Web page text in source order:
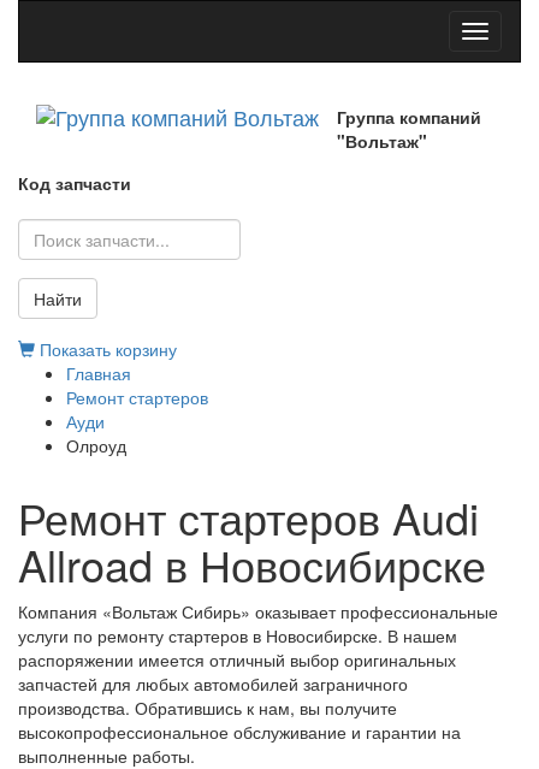
Toggle
Группа компаний
"Вольтаж"
Код запчасти
Найти
Показать корзину
Главная
Ремонт стартеров
Ауди
Олроуд
Ремонт стартеров Audi
Allroad в Новосибирске
Компания «Вольтаж Сибирь» оказывает профессиональные
услуги по ремонту стартеров в Новосибирске. В нашем
распоряжении имеется отличный выбор оригинальных
запчастей для любых автомобилей заграничного
производства. Обратившись к нам, вы получите
высокопрофессиональное обслуживание и гарантии на
выполненные работы.